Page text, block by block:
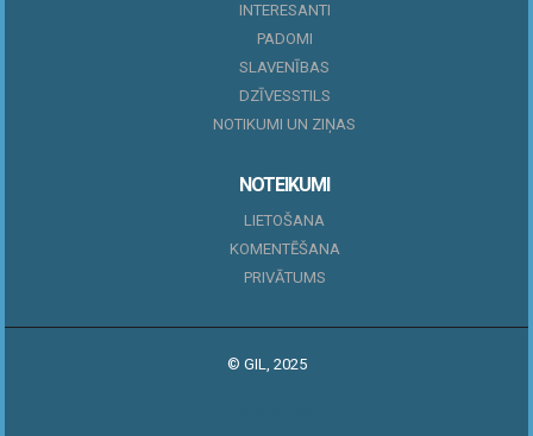
INTERESANTI
PADOMI
SLAVENĪBAS
DZĪVESSTILS
NOTIKUMI UN ZIŅAS
NOTEIKUMI
LIETOŠANA
KOMENTĒŠANA
PRIVĀTUMS
© GIL, 2025